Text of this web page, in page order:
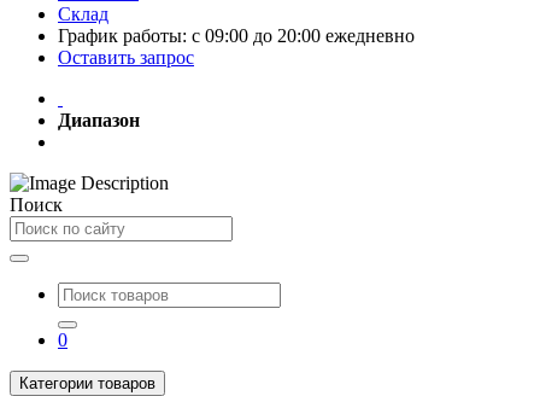
Склад
График работы: с 09:00 до 20:00 ежедневно
Оставить запрос
Диапазон
Поиск
0
Категории товаров